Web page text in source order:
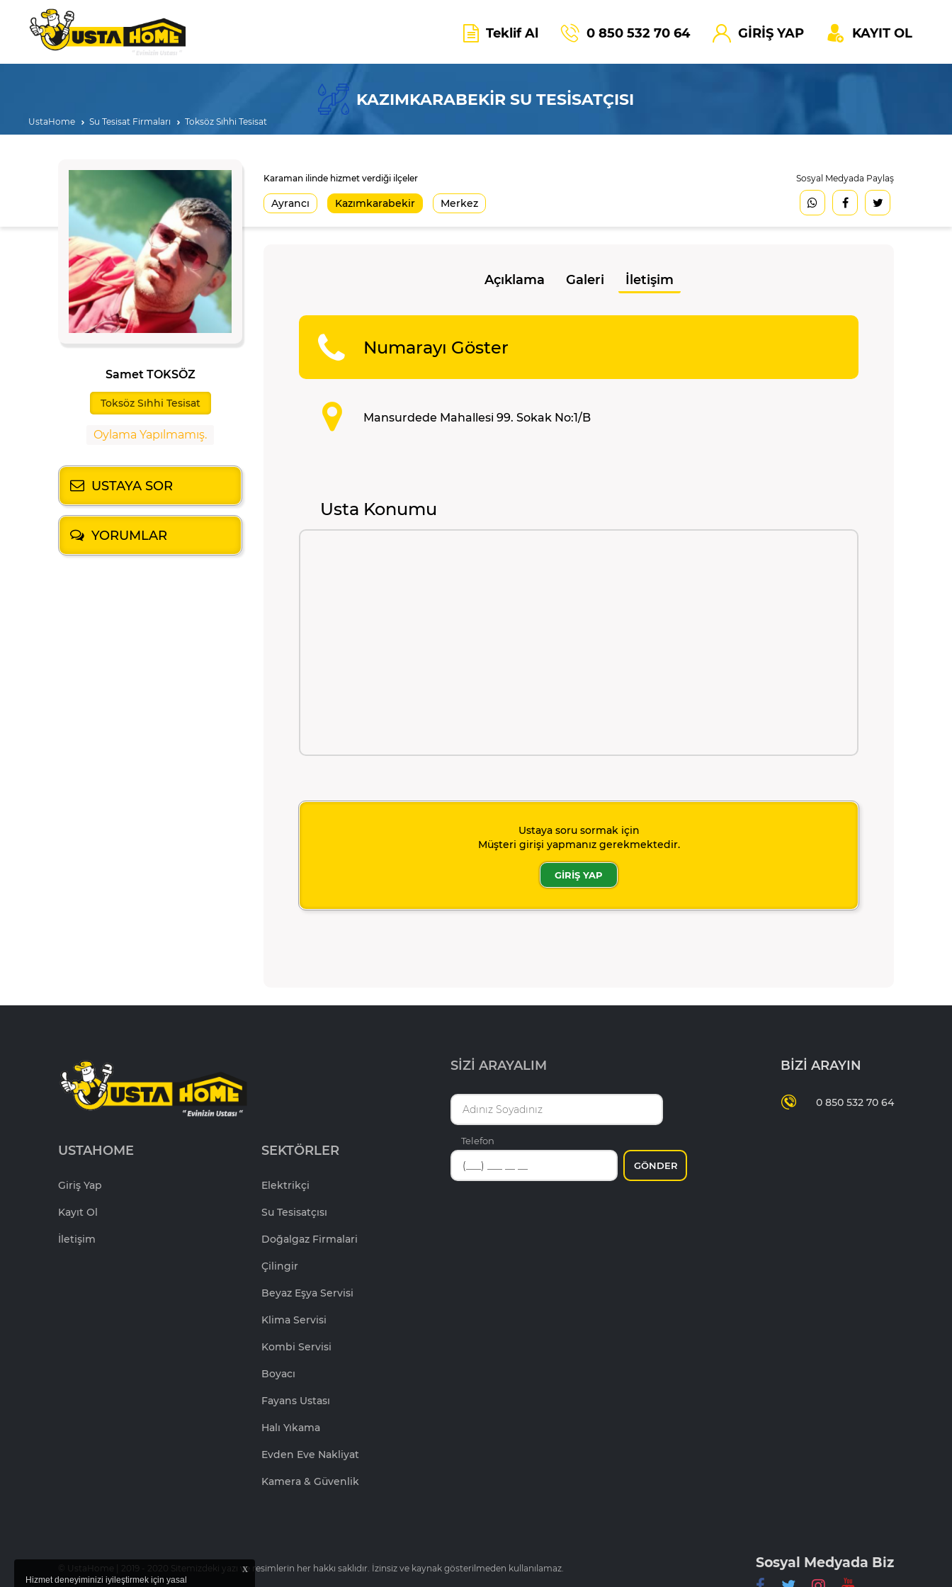
Teklif Al 0 850 532 70 64 GİRİŞ YAP KAYIT OL
KAZIMKARABEKİR SU TESİSATÇISI
UstaHome Su Tesisat Firmaları Toksöz Sıhhi Tesisat
Samet TOKSÖZ
Toksöz Sıhhi Tesisat
Oylama Yapılmamış.
USTAYA SOR
YORUMLAR
Karaman ilinde hizmet verdiği ilçeler
Ayrancı Kazımkarabekir Merkez
Sosyal Medyada Paylaş
Açıklama Galeri İletişim
Numarayı Göster
Mansurdede Mahallesi 99. Sokak No:1/B
Usta Konumu
Ustaya soru sormak için
Müşteri girişi yapmanız gerekmektedir.
GİRİŞ YAP
x
Hizmet deneyiminizi iyileştirmek için yasal
USTAHOME
Giriş Yap
Kayıt Ol
İletişim
SEKTÖRLER
Elektrikçi
Su Tesisatçısı
Doğalgaz Firmalari
Çilingir
Beyaz Eşya Servisi
Klima Servisi
Kombi Servisi
Boyacı
Fayans Ustası
Halı Yıkama
Evden Eve Nakliyat
Kamera & Güvenlik
SİZİ ARAYALIM
Telefon
GÖNDER
BİZİ ARAYIN
0 850 532 70 64
© UstaHome | 2019 - 2020 Sitemizdeki yazı ve resimlerin her hakkı saklıdır. İzinsiz ve kaynak gösterilmeden kullanılamaz. Sosyal Medyada Biz